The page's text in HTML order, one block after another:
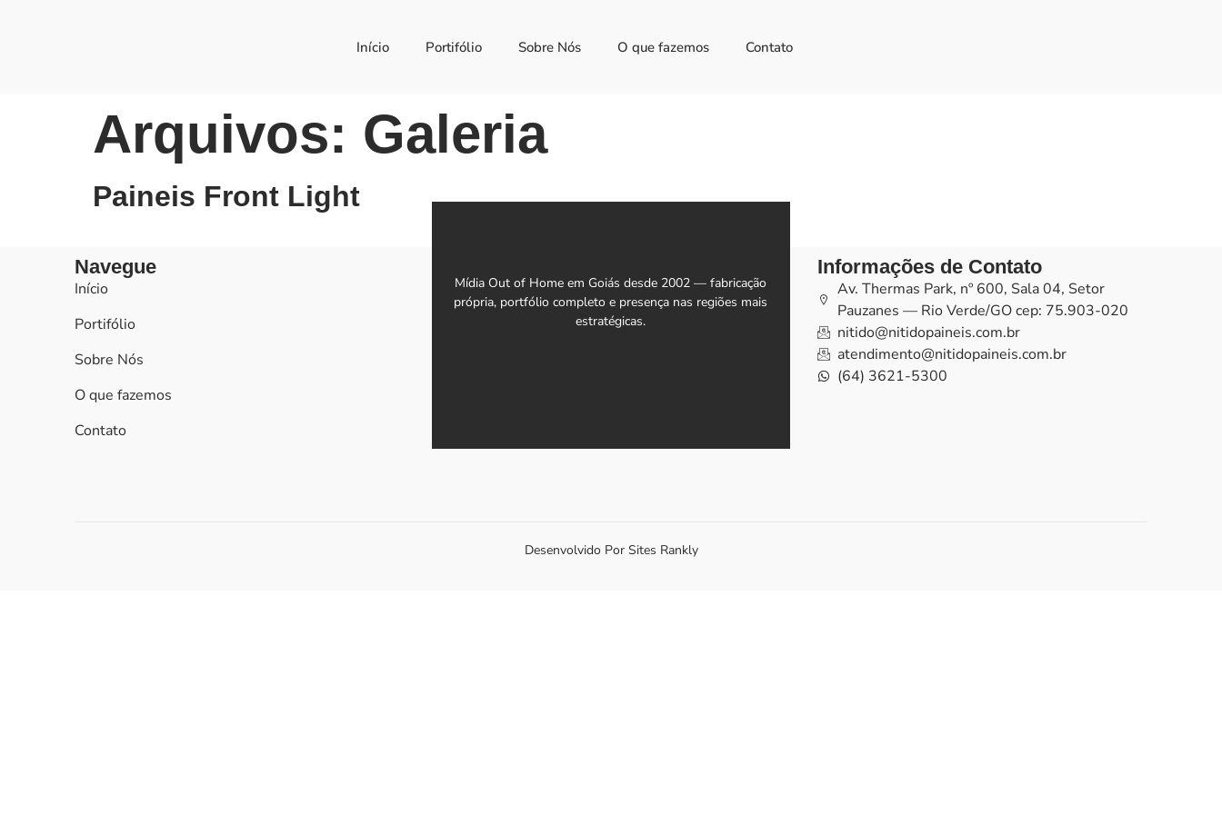
Início Portifólio Sobre Nós O que fazemos Contato
Arquivos: Galeria
Paineis Front Light
Navegue
Início
Portifólio
Sobre Nós
O que fazemos
Contato
Mídia Out of Home em Goiás desde 2002 — fabricação
própria, portfólio completo e presença nas regiões mais
estratégicas.
Informações de Contato
Av. Thermas Park, nº 600, Sala 04, Setor
Pauzanes — Rio Verde/GO cep: 75.903-020
nitido@nitidopaineis.com.br
atendimento@nitidopaineis.com.br
(64) 3621-5300
Desenvolvido Por Sites Rankly